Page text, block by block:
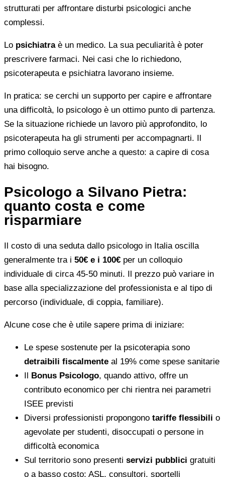
strutturati per affrontare disturbi psicologici anche
complessi.
Lo psichiatraè un medico. La sua peculiarità è poter
prescrivere farmaci. Nei casi che lo richiedono,
psicoterapeuta e psichiatra lavorano insieme.
In pratica: se cerchi un supporto per capire e affrontare
una difficoltà, lo psicologo è un ottimo punto di partenza.
Se la situazione richiede un lavoro più approfondito, lo
psicoterapeuta ha gli strumenti per accompagnarti. Il
primo colloquio serve anche a questo: a capire di cosa
hai bisogno.
Psicologo a Silvano Pietra:
quanto costa e come
risparmiare
Il costo di una seduta dallo psicologo in Italia oscilla
generalmente tra i 50€ e i 100€ per un colloquio
individuale di circa 45-50 minuti. Il prezzo può variare in
base alla specializzazione del professionista e al tipo di
percorso (individuale, di coppia, familiare).
Alcune cose che è utile sapere prima di iniziare:
Le spese sostenute per la psicoterapia sono
detraibili fiscalmente al 19% come spese sanitarie
Il Bonus Psicologo, quando attivo, offre un
contributo economico per chi rientra nei parametri
ISEE previsti
Diversi professionisti propongono tariffe flessibili o
agevolate per studenti, disoccupati o persone in
difficoltà economica
Sul territorio sono presenti servizi pubblici gratuiti
o a basso costo: ASL, consultori, sportelli